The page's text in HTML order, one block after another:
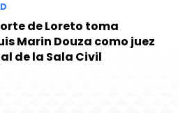
de Loreto toma
Marin Douza como juez
de la Sala Civil